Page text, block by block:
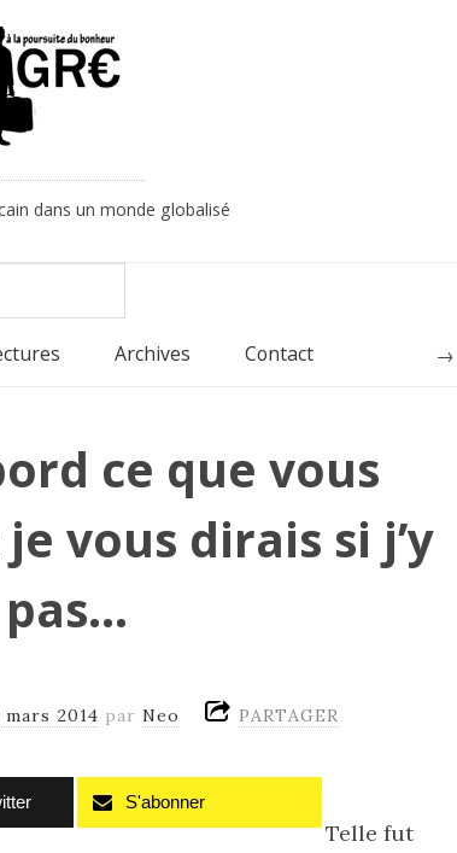
dans un monde globalisé
Archives Contact Rechercher
ce que vous
vous dirais si j’y
mars 2014 parNeo PARTAGER
S'abonner
Telle fut